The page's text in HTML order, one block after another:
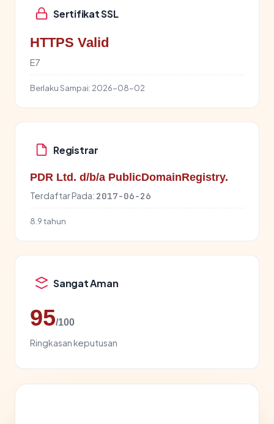
Sertifikat SSL
HTTPS Valid
E7
Berlaku Sampai: 2026-08-02
Registrar
PDR Ltd. d/b/a PublicDomainRegistry.
Terdaftar Pada: 2017-06-26
8.9 tahun
Sangat Aman
95/100
Ringkasan keputusan